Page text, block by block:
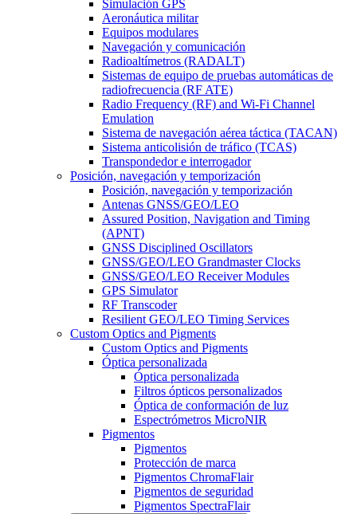
Simulación GPS
Aeronáutica militar
Equipos modulares
Navegación y comunicación
Radioaltímetros (RADALT)
Sistemas de equipo de pruebas automáticas de
radiofrecuencia (RF ATE)
Radio Frequency (RF) and Wi-Fi Channel
Emulation
Sistema de navegación aérea táctica (TACAN)
Sistema anticolisión de tráfico (TCAS)
Transpondedor e interrogador
Posición, navegación y temporización
Posición, navegación y temporización
Antenas GNSS/GEO/LEO
Assured Position, Navigation and Timing
(APNT)
GNSS Disciplined Oscillators
GNSS/GEO/LEO Grandmaster Clocks
GNSS/GEO/LEO Receiver Modules
GPS Simulator
RF Transcoder
Resilient GEO/LEO Timing Services
Custom Optics and Pigments
Custom Optics and Pigments
Óptica personalizada
Óptica personalizada
Filtros ópticos personalizados
Óptica de conformación de luz
Espectrómetros MicroNIR
Pigmentos
Pigmentos
Protección de marca
Pigmentos ChromaFlair
Pigmentos de seguridad
Pigmentos SpectraFlair